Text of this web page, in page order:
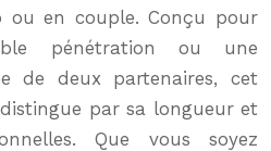
ou en couple. Conçu pour
pénétration ou une
de deux partenaires, cet
par sa longueur et
Que vous soyez